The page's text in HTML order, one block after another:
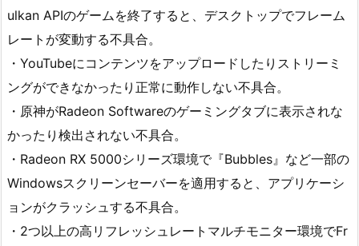
ulkan APIのゲームを終了すると、デスクトップでフレーム
レートが変動する不具合。
・YouTubeにコンテンツをアップロードしたりストリーミ
ングができなかったり正常に動作しない不具合。
・原神がRadeon Softwareのゲーミングタブに表示されな
かったり検出されない不具合。
・Radeon RX 5000シリーズ環境で『Bubbles』など一部の
Windowsスクリーンセーバーを適用すると、アプリケーシ
ョンがクラッシュする不具合。
・2つ以上の高リフレッシュレートマルチモニター環境でFr